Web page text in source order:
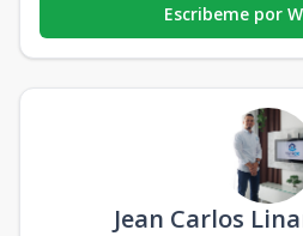
Escribeme por
Jean Carlos